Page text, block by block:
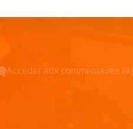
Accéder aux commentaires (4)